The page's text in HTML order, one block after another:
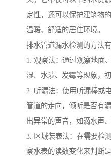
定性，还可以保护建筑物
温暖、舒适的居住环境。
排水管道漏水检测的方法有
1. 观察法：通过观察地面
湿、水渍、发霉等现象，
2. 听漏法：使用听漏棒或
管道的走向，倾听是否有
出异常的声音，如滴水声
3. 区域装表法：在需要检
察水表的读数变化来判断